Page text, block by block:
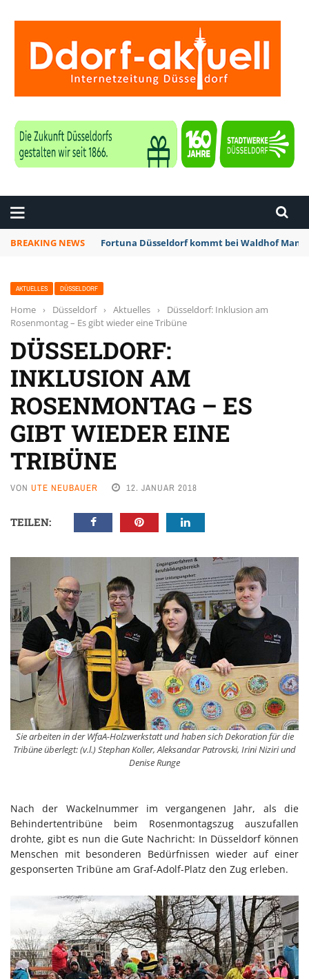
BREAKING NEWS Fortuna Düsseldorf kommt bei Waldhof
AKTUELLES DÜSSELDORF
Home › Düsseldorf › Aktuelles ›
Düsseldorf: Inklusion am
Rosenmontag – Es gibt wieder eine Tribüne
DÜSSELDORF:
INKLUSION AM
ROSENMONTAG – ES
GIBT WIEDER EINE
TRIBÜNE
VON UTE NEUBAUER 12. JANUAR 2018
TEILEN:
Sie arbeiten in der WfaA-Holzwerkstatt und haben sich Dekoration für die
Tribüne überlegt: (v.l.) Stephan Koller, Aleksandar Patrovski, Irini Niziri und
Denise Runge
Nach der Wackelnummer im vergangenen Jahr, als die
Behindertentribüne beim Rosenmontagszug auszufallen
drohte, gibt es nun die Gute Nachricht: In Düsseldorf können
Menschen mit besonderen Bedürfnissen wieder auf einer
gesponserten Tribüne am Graf-Adolf-Platz den Zug erleben.